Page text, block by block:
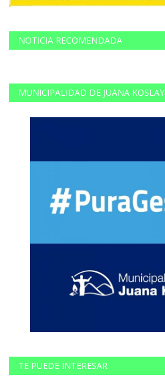
NOTICIA RECOMENDADA
MUNICIPALIDAD DE JUANA KOSLAY
TE PUEDE INTERESAR